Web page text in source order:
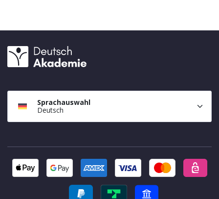
Sprachauswahl
Deutsch